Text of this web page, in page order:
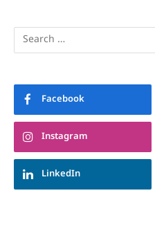
Facebook
Instagram
LinkedIn